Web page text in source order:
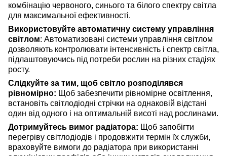
комбінацію червоного, синього та білого спектру світла
для максимальної ефективності.
Використовуйте автоматичну систему управління
світлом: Автоматизовані системи управління світлом
дозволяють контролювати інтенсивність і спектр світла,
підлаштовуючись під потреби рослин на різних стадіях
росту.
Слідкуйте за тим, щоб світло розподілявся
рівномірно: Щоб забезпечити рівномірне освітлення,
встановіть світлодіодні стрічки на однаковій відстані
один від одного і на оптимальній висоті над рослинами.
Дотримуйтесь вимог радіатора: Щоб запобігти
перегріву світлодіодів і продовжити термін їх служби,
враховуйте вимоги до радіатора при використанні